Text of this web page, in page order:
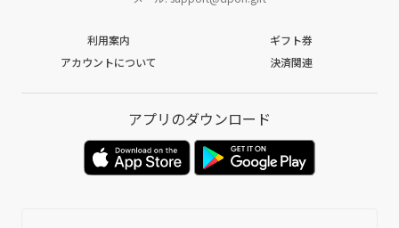
利用案内
ギフト券
アカウントについて
決済関連
アプリのダウンロード